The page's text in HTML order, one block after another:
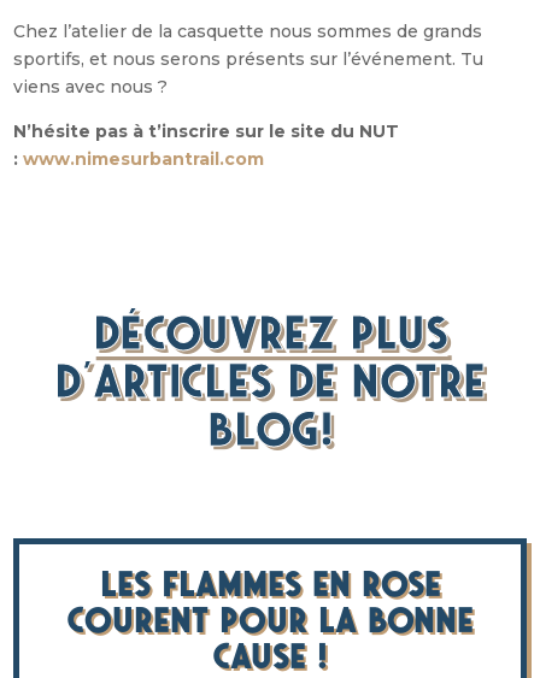
Chez l’atelier de la casquette nous sommes de grands
sportifs, et nous serons présents sur l’événement. Tu
viens avec nous ?
N’hésite pas à t’inscrire sur le site du NUT
:www.nimesurbantrail.com
DÉCOUVREZ PLUS
D’ARTICLES DE NOTRE
BLOG!
Les flammes en rose
courent pour la bonne
cause !